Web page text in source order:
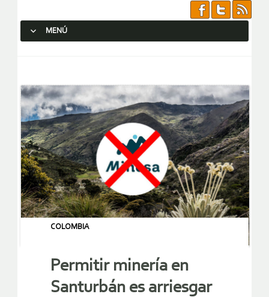
MENÚ
COLOMBIA
Permitir minería en
Santurbán es arriesgar